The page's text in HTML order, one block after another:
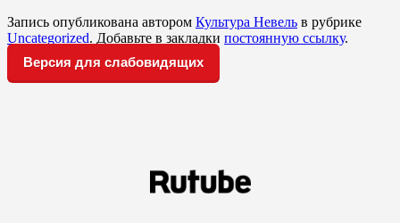
Запись опубликована автором Культура Невель в рубрике
Uncategorized. Добавьте в закладки постоянную ссылку.
Версия для слабовидящих